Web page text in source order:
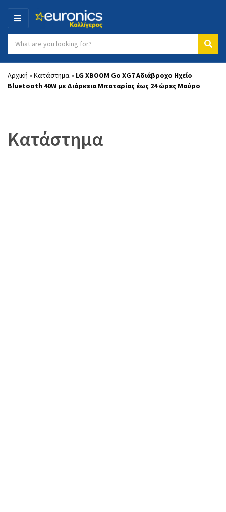
MENU
Category name
Αρχική » Κατάστημα» LG XBOOM Go XG7 Αδιάβροχο Ηχείο
Bluetooth 40W με Διάρκεια Μπαταρίας έως 24 ώρες Μαύρο
Κατάστημα